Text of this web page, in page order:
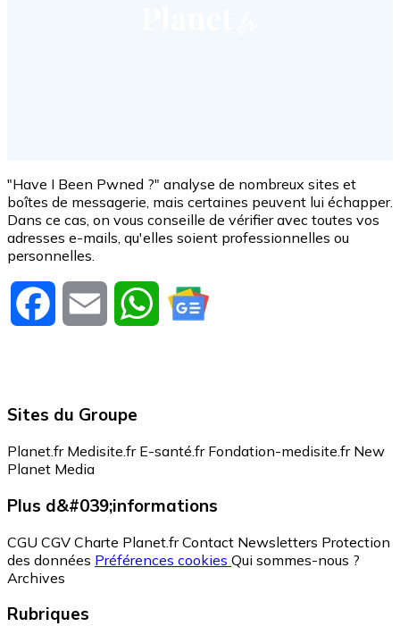
"Have I Been Pwned ?" analyse de nombreux sites et
boîtes de messagerie, mais certaines peuvent lui échapper.
Dans ce cas, on vous conseille de vérifier avec toutes vos
adresses e-mails, qu'elles soient professionnelles ou
personnelles.
Facebook Email WhatsApp
Sites du Groupe
Planet.fr Medisite.fr E-santé.fr Fondation-medisite.fr New
Planet Media
Plus d&#039;informations
CGU CGV Charte Planet.fr Contact Newsletters Protection
des données Préférences cookies Qui sommes-nous ?
Archives
Rubriques